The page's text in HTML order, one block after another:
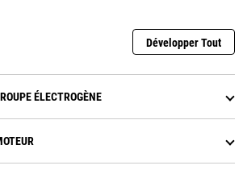
Développer Tout
ÉLECTROGÈNE